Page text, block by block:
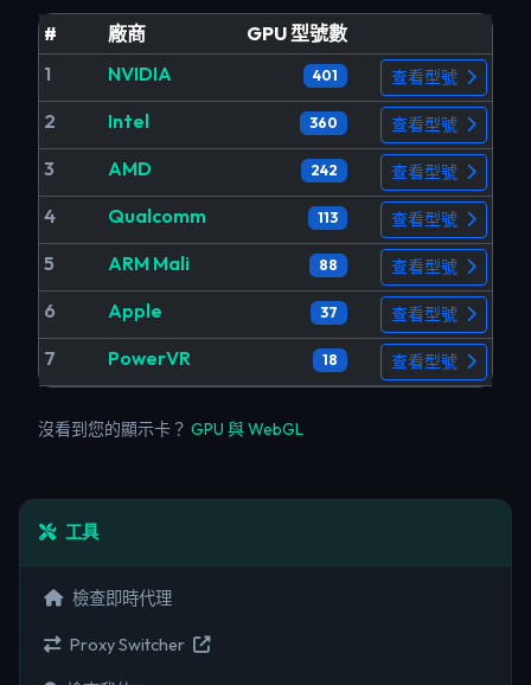
# 廠商
GPU 型號數
1
NVIDIA 401 查看型號
2 Intel 360 查看型號
3 AMD 242 查看型號
4 Qualcomm 113 查看型號
5 ARM Mali 88 查看型號
6 Apple 37 查看型號
7 PowerVR 18 查看型號
沒看到您的顯示卡？ GPU 與 WebGL
工具
檢查即時代理
Proxy Switcher